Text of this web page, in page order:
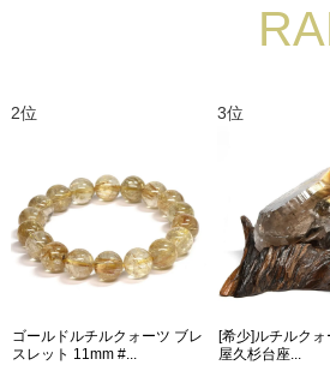
2位
ゴールドルチルクォーツ ブレ
スレット 11mm #...
3位
[希少]ルチルク
屋久杉台座...